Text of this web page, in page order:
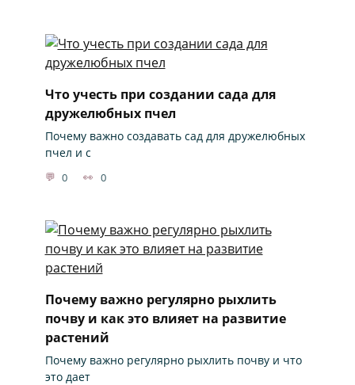
Что учесть при создании сада для
дружелюбных пчел
Почему важно создавать сад для дружелюбных
пчел и с
0 0
Почему важно регулярно рыхлить
почву и как это влияет на развитие
растений
Почему важно регулярно рыхлить почву и что
это дает